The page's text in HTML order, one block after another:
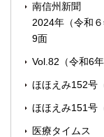
南信州新聞
2024年（令和
9面
Vol.82（令和6年
ほほえみ152号
ほほえみ151号
医療タイムス